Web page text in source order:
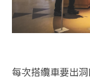
每次搭纜車要出